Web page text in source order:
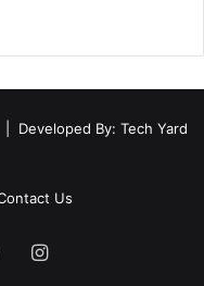
| Developed By: Tech Yard
Us
Instagram